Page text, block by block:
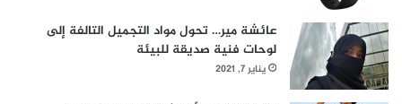
عائشة مير… تحول مواد التجميل التالفة إلى
لوحات فنية صديقة للبيئة
يناير 7, 2021